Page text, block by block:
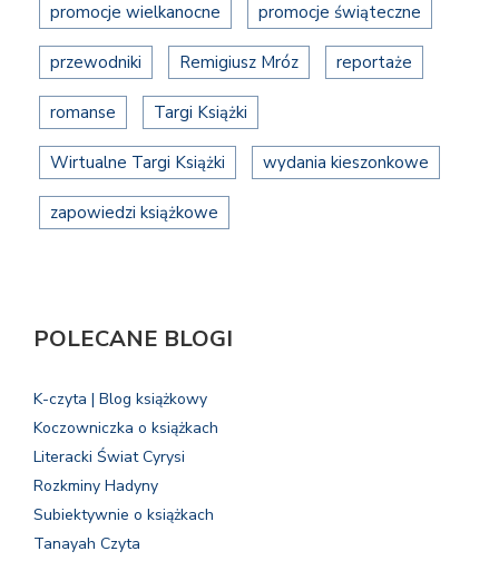
promocje wielkanocne promocje świąteczne
przewodniki Remigiusz Mróz reportaże
romanse Targi Książki
Wirtualne Targi Książki wydania kieszonkowe
zapowiedzi książkowe
POLECANE BLOGI
K-czyta | Blog książkowy
Koczowniczka o książkach
Literacki Świat Cyrysi
Rozkminy Hadyny
Subiektywnie o książkach
Tanayah Czyta